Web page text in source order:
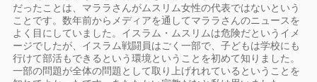
だったことは、マララさんがムスリム女性の代表ではないという
ことです。数年前からメディアを通してマララさんのニュースを
よく目にしていました。イスラム・ムスリムは危険だというイメ
ージでしたが、イスラム戦闘員はごく一部で、子どもは学校にも
行けて部活もできるという環境ということを初めて知りました。
一部の問題が全体の問題として取り上げれれているということを